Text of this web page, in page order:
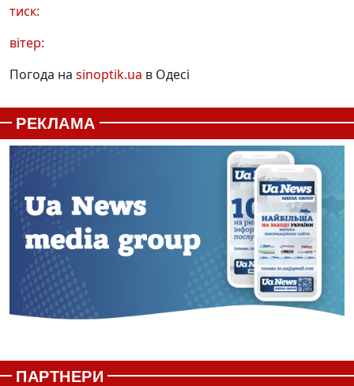
тиск:
вітер:
Погода на sinoptik.ua в Одесі
РЕКЛАМА
ПАРТНЕРИ